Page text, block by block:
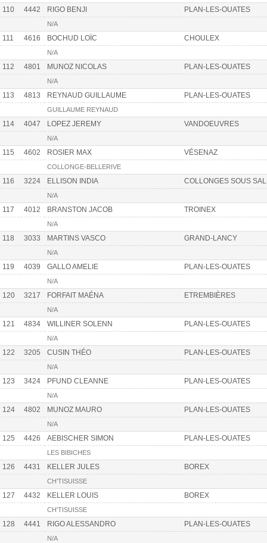
110 4442 RIGO BENJI PLAN-LES-OUATES
N/A
111 4616 BOCHUD LOÏC CHOULEX
N/A
112 4801 MUNOZ NICOLAS PLAN-LES-OUATES
N/A
113 4813 REYNAUD GUILLAUME PLAN-LES-OUATES
GUILLAUME REYNAUD
114 4047 LOPEZ JEREMY VANDOEUVRES
N/A
115 4602 ROSIER MAX VÉSENAZ
COLLONGE-BELLERIVE
116 3224 ELLISON INDIA COLLONGES SOUS
N/A
117 4012 BRANSTON JACOB TROINEX
N/A
118 3033 MARTINS VASCO GRAND-LANCY
N/A
119 4039 GALLO AMELIE PLAN-LES-OUATES
N/A
120 3217 FORFAIT MAÉNA ETREMBIÈRES
N/A
121 4834 WILLINER SOLENN PLAN-LES-OUATES
N/A
122 3205 CUSIN THÉO PLAN-LES-OUATES
N/A
123 3424 PFUND CLEANNE PLAN-LES-OUATES
N/A
124 4802 MUNOZ MAURO PLAN-LES-OUATES
N/A
125 4426 AEBISCHER SIMON PLAN-LES-OUATES
LES BIBICHES
126 4431 KELLER JULES BOREX
CH'TISUISSE
127 4432 KELLER LOUIS BOREX
CH'TISUISSE
128 4441 RIGO ALESSANDRO PLAN-LES-OUATES
N/A